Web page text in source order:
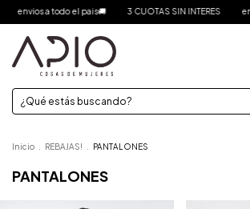
3 CUOTAS SIN INTERES envios a todo el pais🚚
Inicio REBAJAS! PANTALONES
PANTALONES